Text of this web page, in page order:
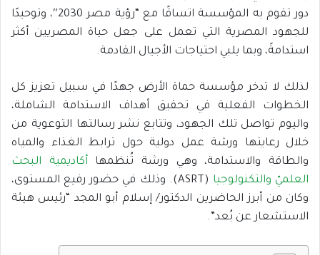
دور تقوم به المؤسسة اتساقًا مع “رؤية مصر 2030″، وتوحيدًا
للجهود المصرية التي تعمل على جعل حياة المصريين أكثر
استدامةً، وبما يلبي احتياجات الأجيال القادمة.
لذلك لا تدخر مؤسسة حماة الأرض جهدًا في سبيل تعزيز كل
الخطوات الفعلية في تحقيق أهداف الاستدامة الشاملة،
واليوم تواصل تلك الجهود، وتتابع نشر رسالتها التوعوية من
خلال رعايتها ورشة عمل دولية حول ترابط الغذاء والمياه
والطاقة والاستدامة، وهي ورشة تُنظمها أكاديمية البحث
العلميّ والتكنولوجيا
(ASRT). وذلك في حضور رفيع المستوى،
وكان من أبرز الحاضرين الدكتور/ إسلام أبو المجد “رئيس هيئة
الاستشعار عن بُعد”.